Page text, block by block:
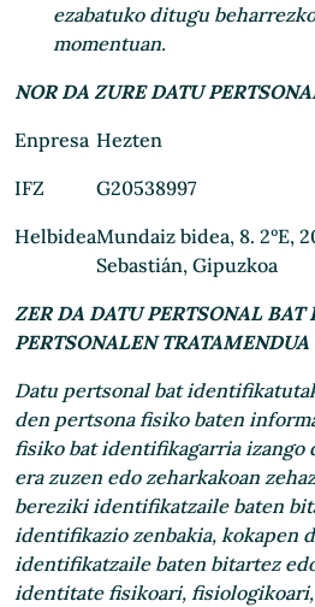
ezabatuko ditugu
momentuan.
NOR DA ZURE DATU
Enpresa Hezten
IFZ
G20538997
HelbideaMundaiz bidea, 8. 2ºE,
Sebastián, Gipuzkoa
ZER DA DATU PERTSONAL BAT
PERTSONALEN TRATAMENDUA
Datu pertsonal bat
den pertsona fisiko baten
fisiko bat identifikagarria izango
era zuzen edo zeharkakoan
bereziki identifikatzaile baten
identifikazio zenbakia, kokapen
identifikatzaile baten bitartez
identitate fisikoari,